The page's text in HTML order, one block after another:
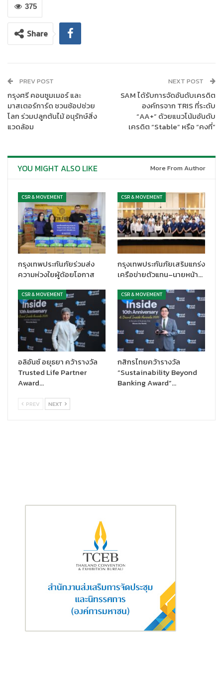
375
Share
PREV POST
กรุงศรี คอนซูมเมอร์ และ
มาสเตอร์การ์ด ชวนช้อปช่วย
โลก ร่วมปลูกต้นไม้ อนุรักษ์สิ่ง
แวดล้อม
NEXT POST
SAM ได้รับการจัดอันดับเครดิต
องค์กรจาก TRIS ที่ระดับ
“AA+” ด้วยแนวโน้มอันดับ
เครดิต “Stable” หรือ “คงที่”
YOU MIGHT ALSO LIKE More From Author
CSR & MOVEMENT
กรุงเทพประกันภัยร่วมส่ง
ความห่วงใยผู้ด้อยโอกาส
CSR & MOVEMENT
กรุงเทพประกันภัยเสริมแกร่ง
เครือข่ายตัวแทน–นายหน้า…
CSR & MOVEMENT
อลิอันซ์ อยุธยา คว้ารางวัล
Trusted Life Partner
Award…
CSR & MOVEMENT
กสิกรไทยคว้ารางวัล
“Sustainability Beyond
Banking Award”…
PREV NEXT